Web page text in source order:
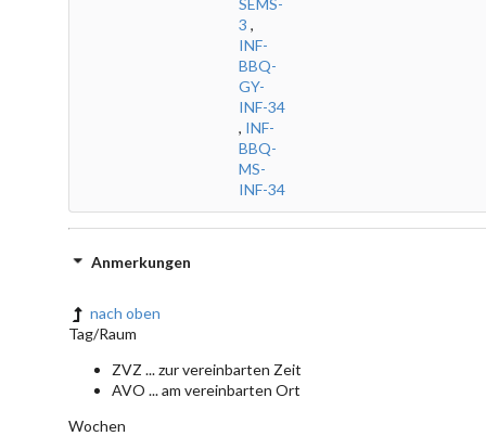
3 ,
INF-
BBQ-
GY-
INF-34
, INF-
BBQ-
MS-
INF-34
Anmerkungen
nach oben
Tag/Raum
ZVZ ... zur vereinbarten Zeit
AVO ... am vereinbarten Ort
Wochen